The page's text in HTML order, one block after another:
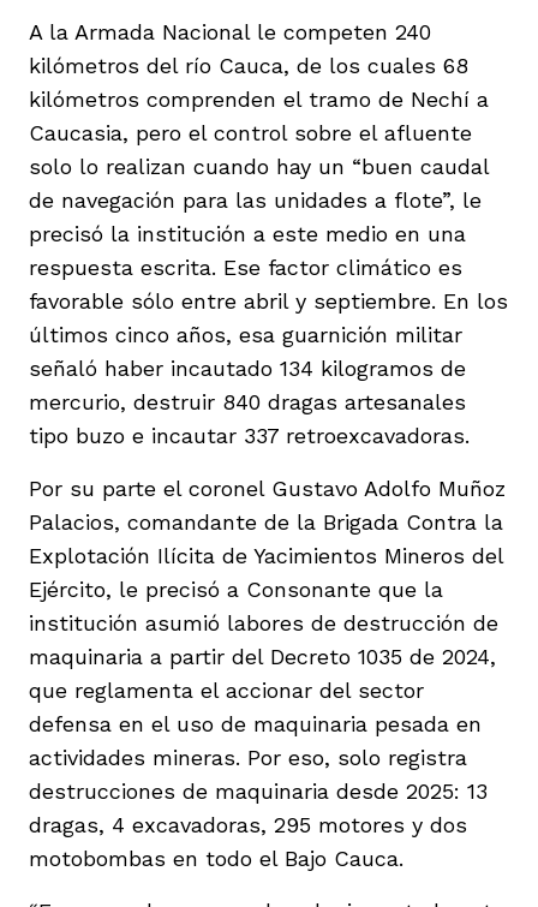
A la Armada Nacional le competen 240
kilómetros del río Cauca, de los cuales 68
kilómetros comprenden el tramo de Nechí a
Caucasia, pero el control sobre el afluente
solo lo realizan cuando hay un “buen caudal
de navegación para las unidades a flote”, le
precisó la institución a este medio en una
respuesta escrita. Ese factor climático es
favorable sólo entre abril y septiembre. En los
últimos cinco años, esa guarnición militar
señaló haber incautado 134 kilogramos de
mercurio, destruir 840 dragas artesanales
tipo buzo e incautar 337 retroexcavadoras.
Por su parte el coronel Gustavo Adolfo Muñoz
Palacios, comandante de la Brigada Contra la
Explotación Ilícita de Yacimientos Mineros del
Ejército, le precisó a Consonante que la
institución asumió labores de destrucción de
maquinaria a partir del Decreto 1035 de 2024,
que reglamenta el accionar del sector
defensa en el uso de maquinaria pesada en
actividades mineras. Por eso, solo registra
destrucciones de maquinaria desde 2025: 13
dragas, 4 excavadoras, 295 motores y dos
motobombas en todo el Bajo Cauca.